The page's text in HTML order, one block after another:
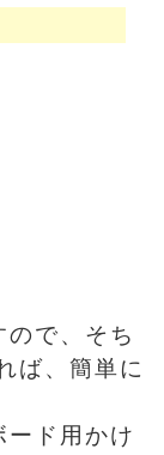
で、そち
ば、簡単に
ード用かけ